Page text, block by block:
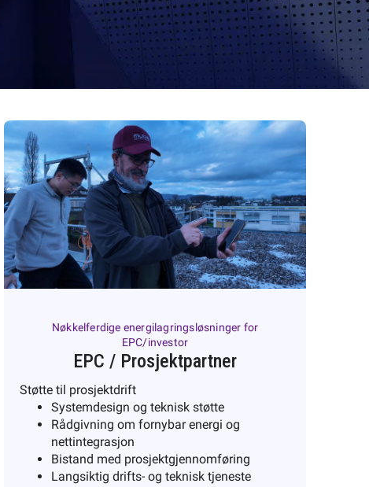
Nøkkelferdige energilagringsløsninger for
EPC/investor
EPC / Prosjektpartner
Støtte til prosjektdrift
Systemdesign og teknisk støtte
Rådgivning om fornybar energi og
nettintegrasjon
Bistand med prosjektgjennomføring
Langsiktig drifts- og teknisk tjeneste